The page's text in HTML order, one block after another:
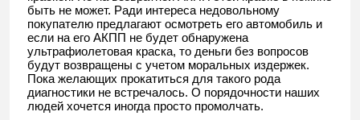
быть не может. Ради интереса недовольному
покупателю предлагают осмотреть его автомобиль и
если на его АКПП не будет обнаружена
ультрафиолетовая краска, то деньги без вопросов
будут возвращены с учетом моральных издержек.
Пока желающих прокатиться для такого рода
диагностики не встречалось. О порядочности наших
людей хочется иногда просто промолчать.